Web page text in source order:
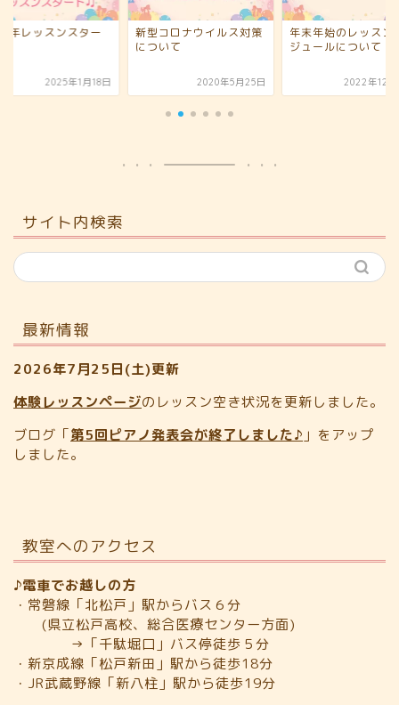
ロナウイルス対策
2020年5月25日
年末年始のレッスンスケ
ジュールについて
2022年12月22日
体験レッスンでご入
ただきました♪
2023年2
サイト内検索
最新情報
2026年7月25日(土)更新
体験レッスンページのレッスン空き状況を更新しました。
ブログ「第5回ピアノ発表会が終了しました♪ 」をアップ
しました。
教室へのアクセス
♪電車でお越しの方
・常磐線「北松戸」駅からバス６分
(県立松戸高校、総合医療センター方面)
→「千駄堀口」バス停徒歩５分
・新京成線「松戸新田」駅から徒歩18分
・JR武蔵野線「新八柱」駅から徒歩19分